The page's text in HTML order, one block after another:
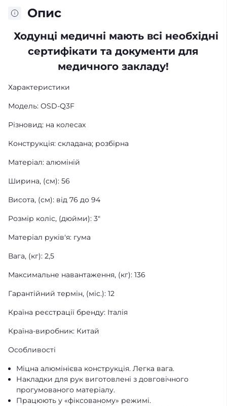
Опис
Ходунці медичні мають всі необхідні
сертифікати та документи для
медичного закладу!
Характеристики
Модель: OSD-Q3F
Різновид: на колесах
Конструкція: складана; розбірна
Матеріал: алюміній
Ширина, (см): 56
Висота, (см): від 76 до 94
Розмір коліс, (дюйми): 3"
Матеріал руків'я: гума
Вага, (кг): 2,5
Максимальне навантаження, (кг): 136
Гарантійний термін, (міс.): 12
Країна реєстрації бренду: Італія
Країна-виробник: Китай
Особливості
Міцна алюмінієва конструкція. Легка вага.
Накладки для рук виготовлені з довговічного
прогумованого матеріалу.
Працюють у «фіксованому» режимі.